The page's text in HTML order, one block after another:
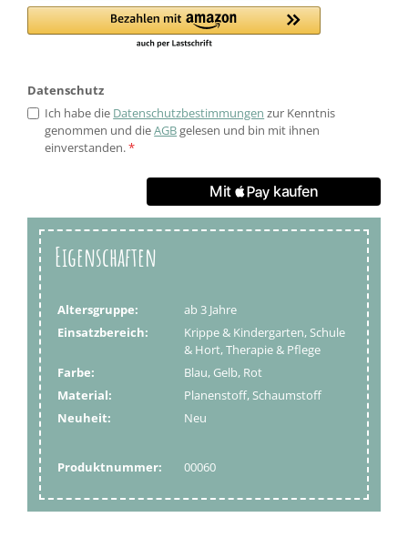
Datenschutz
Ich habe die Datenschutzbestimmungen zur Kenntnis
genommen und dieAGBgelesen und bin mit ihnen
einverstanden.*
Eigenschaften
Altersgruppe:
ab 3 Jahre
Einsatzbereich:
Krippe & Kindergarten, Schule
& Hort, Therapie & Pflege
Farbe:
Blau, Gelb, Rot
Material:
Planenstoff, Schaumstoff
Neuheit:
Neu
Produktnummer: 00060